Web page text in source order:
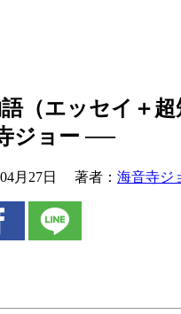
（エッセイ＋
ジョー ──
月27日 著者： 海音寺ジ